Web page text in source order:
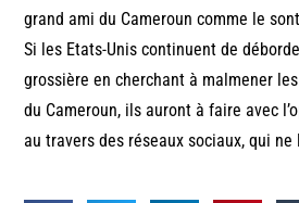
grand ami du Cameroun comme le
Si les Etats-Unis continuent de
grossière en cherchant à malmener
du Cameroun, ils auront à faire avec
au travers des réseaux sociaux, qui